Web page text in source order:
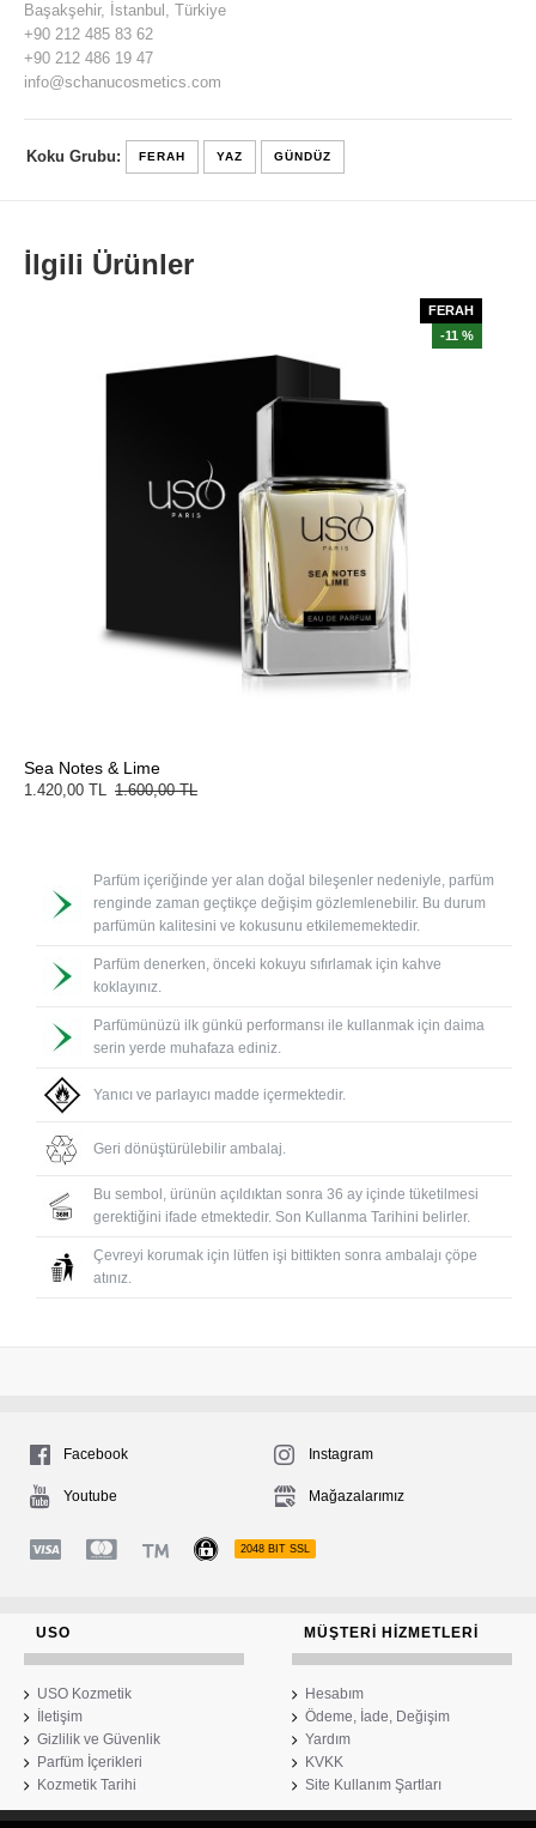
Başakşehir, İstanbul, Türkiye
+90 212 485 83 62
+90 212 486 19 47
info@schanucosmetics.com
Koku Grubu: FERAH YAZ GÜNDÜZ
İlgili Ürünler
FERAH
-11 %
Sea Notes & Lime
1.420,00 TL 1.600,00 TL
Parfüm içeriğinde yer alan doğal bileşenler nedeniyle, parfüm
renginde zaman geçtikçe değişim gözlemlenebilir. Bu durum
parfümün kalitesini ve kokusunu etkilememektedir.
Parfüm denerken, önceki kokuyu sıfırlamak için kahve
koklayınız.
Parfümünüzü ilk günkü performansı ile kullanmak için daima
serin yerde muhafaza ediniz.
Yanıcı ve parlayıcı madde içermektedir.
Geri dönüştürülebilir ambalaj.
Bu sembol, ürünün açıldıktan sonra 36 ay içinde tüketilmesi
gerektiğini ifade etmektedir. Son Kullanma Tarihini belirler.
Çevreyi korumak için lütfen işi bittikten sonra ambalajı çöpe
atınız.
Facebook Instagram
Youtube Mağazalarımız
2048 BIT SSL
USO
USO Kozmetik
İletişim
Gizlilik ve Güvenlik
Parfüm İçerikleri
Kozmetik Tarihi
MÜŞTERI HIZMETLERI
Hesabım
Ödeme, İade, Değişim
Yardım
KVKK
Site Kullanım Şartları